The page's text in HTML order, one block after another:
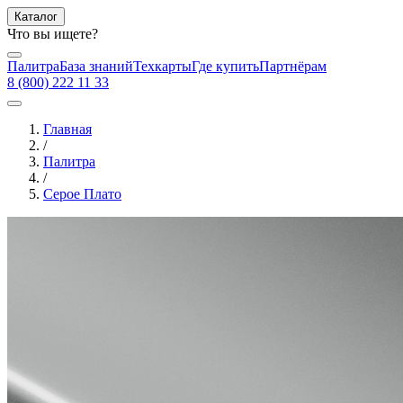
Каталог
Что вы ищете?
ПалитраБаза знанийТехкартыГде купитьПартнёрам
8 (800) 222 11 33
Главная
/
Палитра
/
Серое Плато